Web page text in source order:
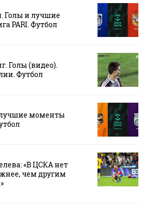
Голы и лучшие
PARI. Футбол
Голы (видео).
Футбол
лучшие моменты
«В ЦСКА нет
чем другим